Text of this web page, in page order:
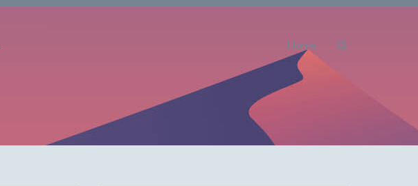
Home